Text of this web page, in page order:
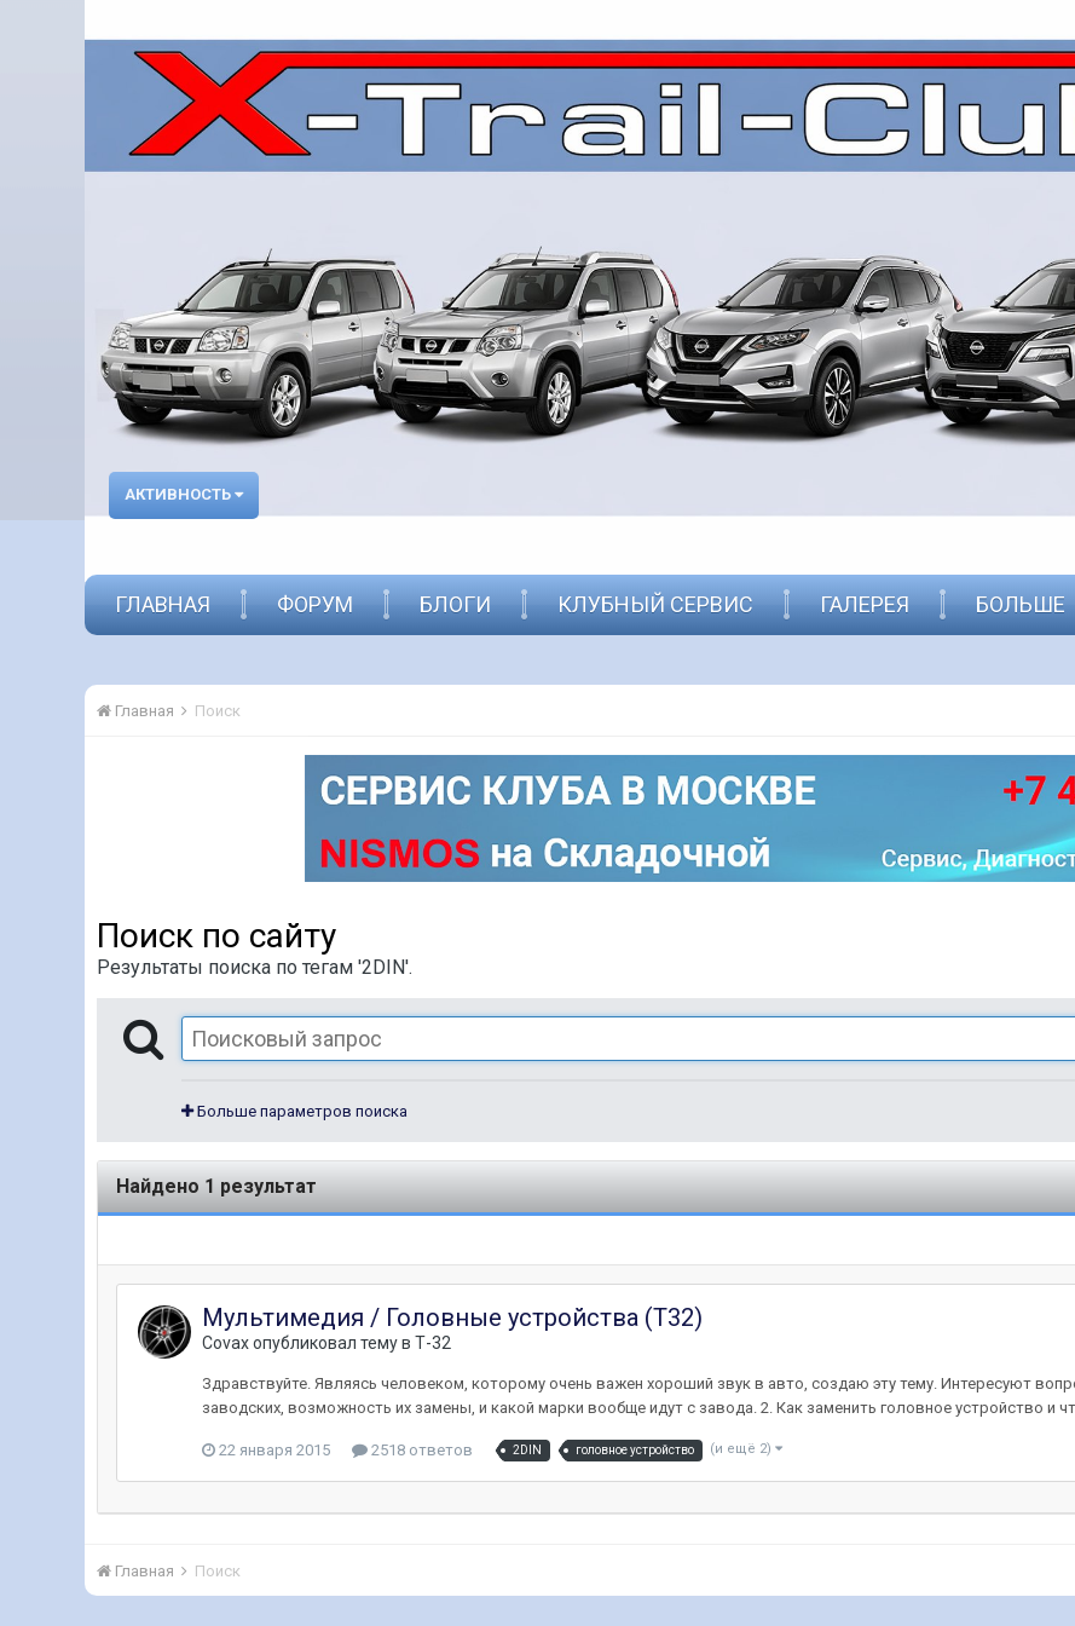
АКТИВНОСТЬ
ГЛАВНАЯ ФОРУМ БЛОГИ КЛУБНЫЙ СЕРВИС ГАЛЕРЕЯ БОЛЬШЕ
Главная Поиск
Поиск по сайту
Результаты поиска по тегам '2DIN'.
Больше параметров поиска
Найдено 1 результат
Мультимедия / Головные устройства (Т32)
Covaxопубликовал тему в Т-32
Здравствуйте. Являясь человеком, которому очень важен хороший звук в авто, создаю эту тему. Интересуют
заводских, возможность их замены, и какой марки вообще идут с завода. 2. Как заменить головное устройство и
22 января 2015 2518 ответов 2DIN головное устройство (и ещё 2)
Главная Поиск